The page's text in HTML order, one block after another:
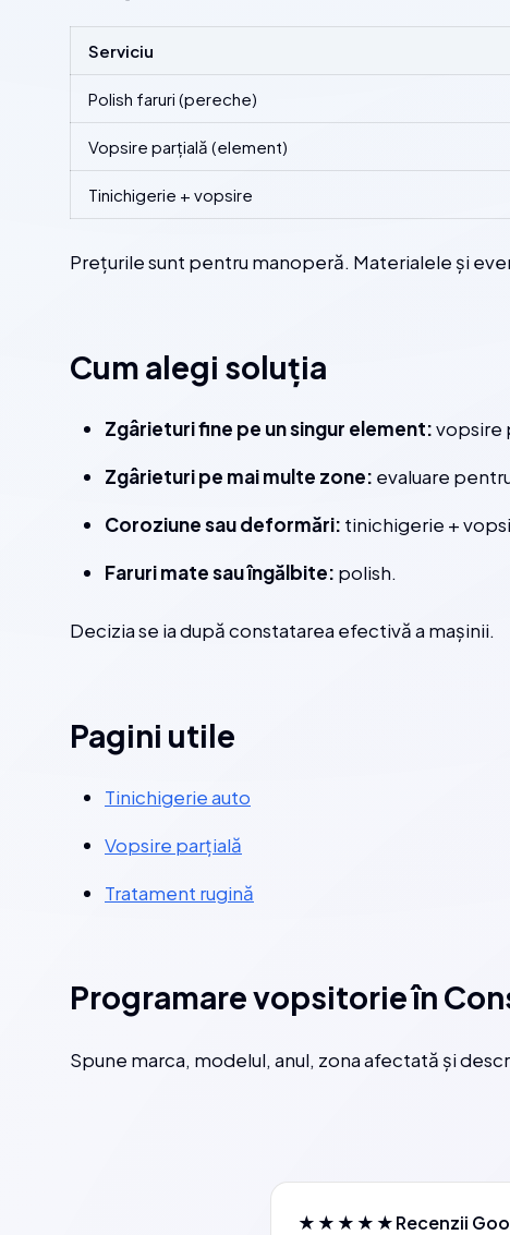
Serviciu
Polish faruri (pereche)
Vopsire parțială (element)
Tinichigerie + vopsire
Prețurile sunt pentru manoperă. Materialele și
Cum alegi soluția
Zgârieturi fine pe un singur element:vopsire
Zgârieturi pe mai multe zone: evaluare
Coroziune sau deformări: tinichigerie +
Faruri mate sau îngălbite: polish.
Decizia se ia după constatarea efectivă a mașinii.
Pagini utile
Tinichigerie auto
Vopsire parțială
Tratament rugină
Programare vopsitorie în
Spune marca, modelul, anul, zona afectată și
★★★★★Recenzii